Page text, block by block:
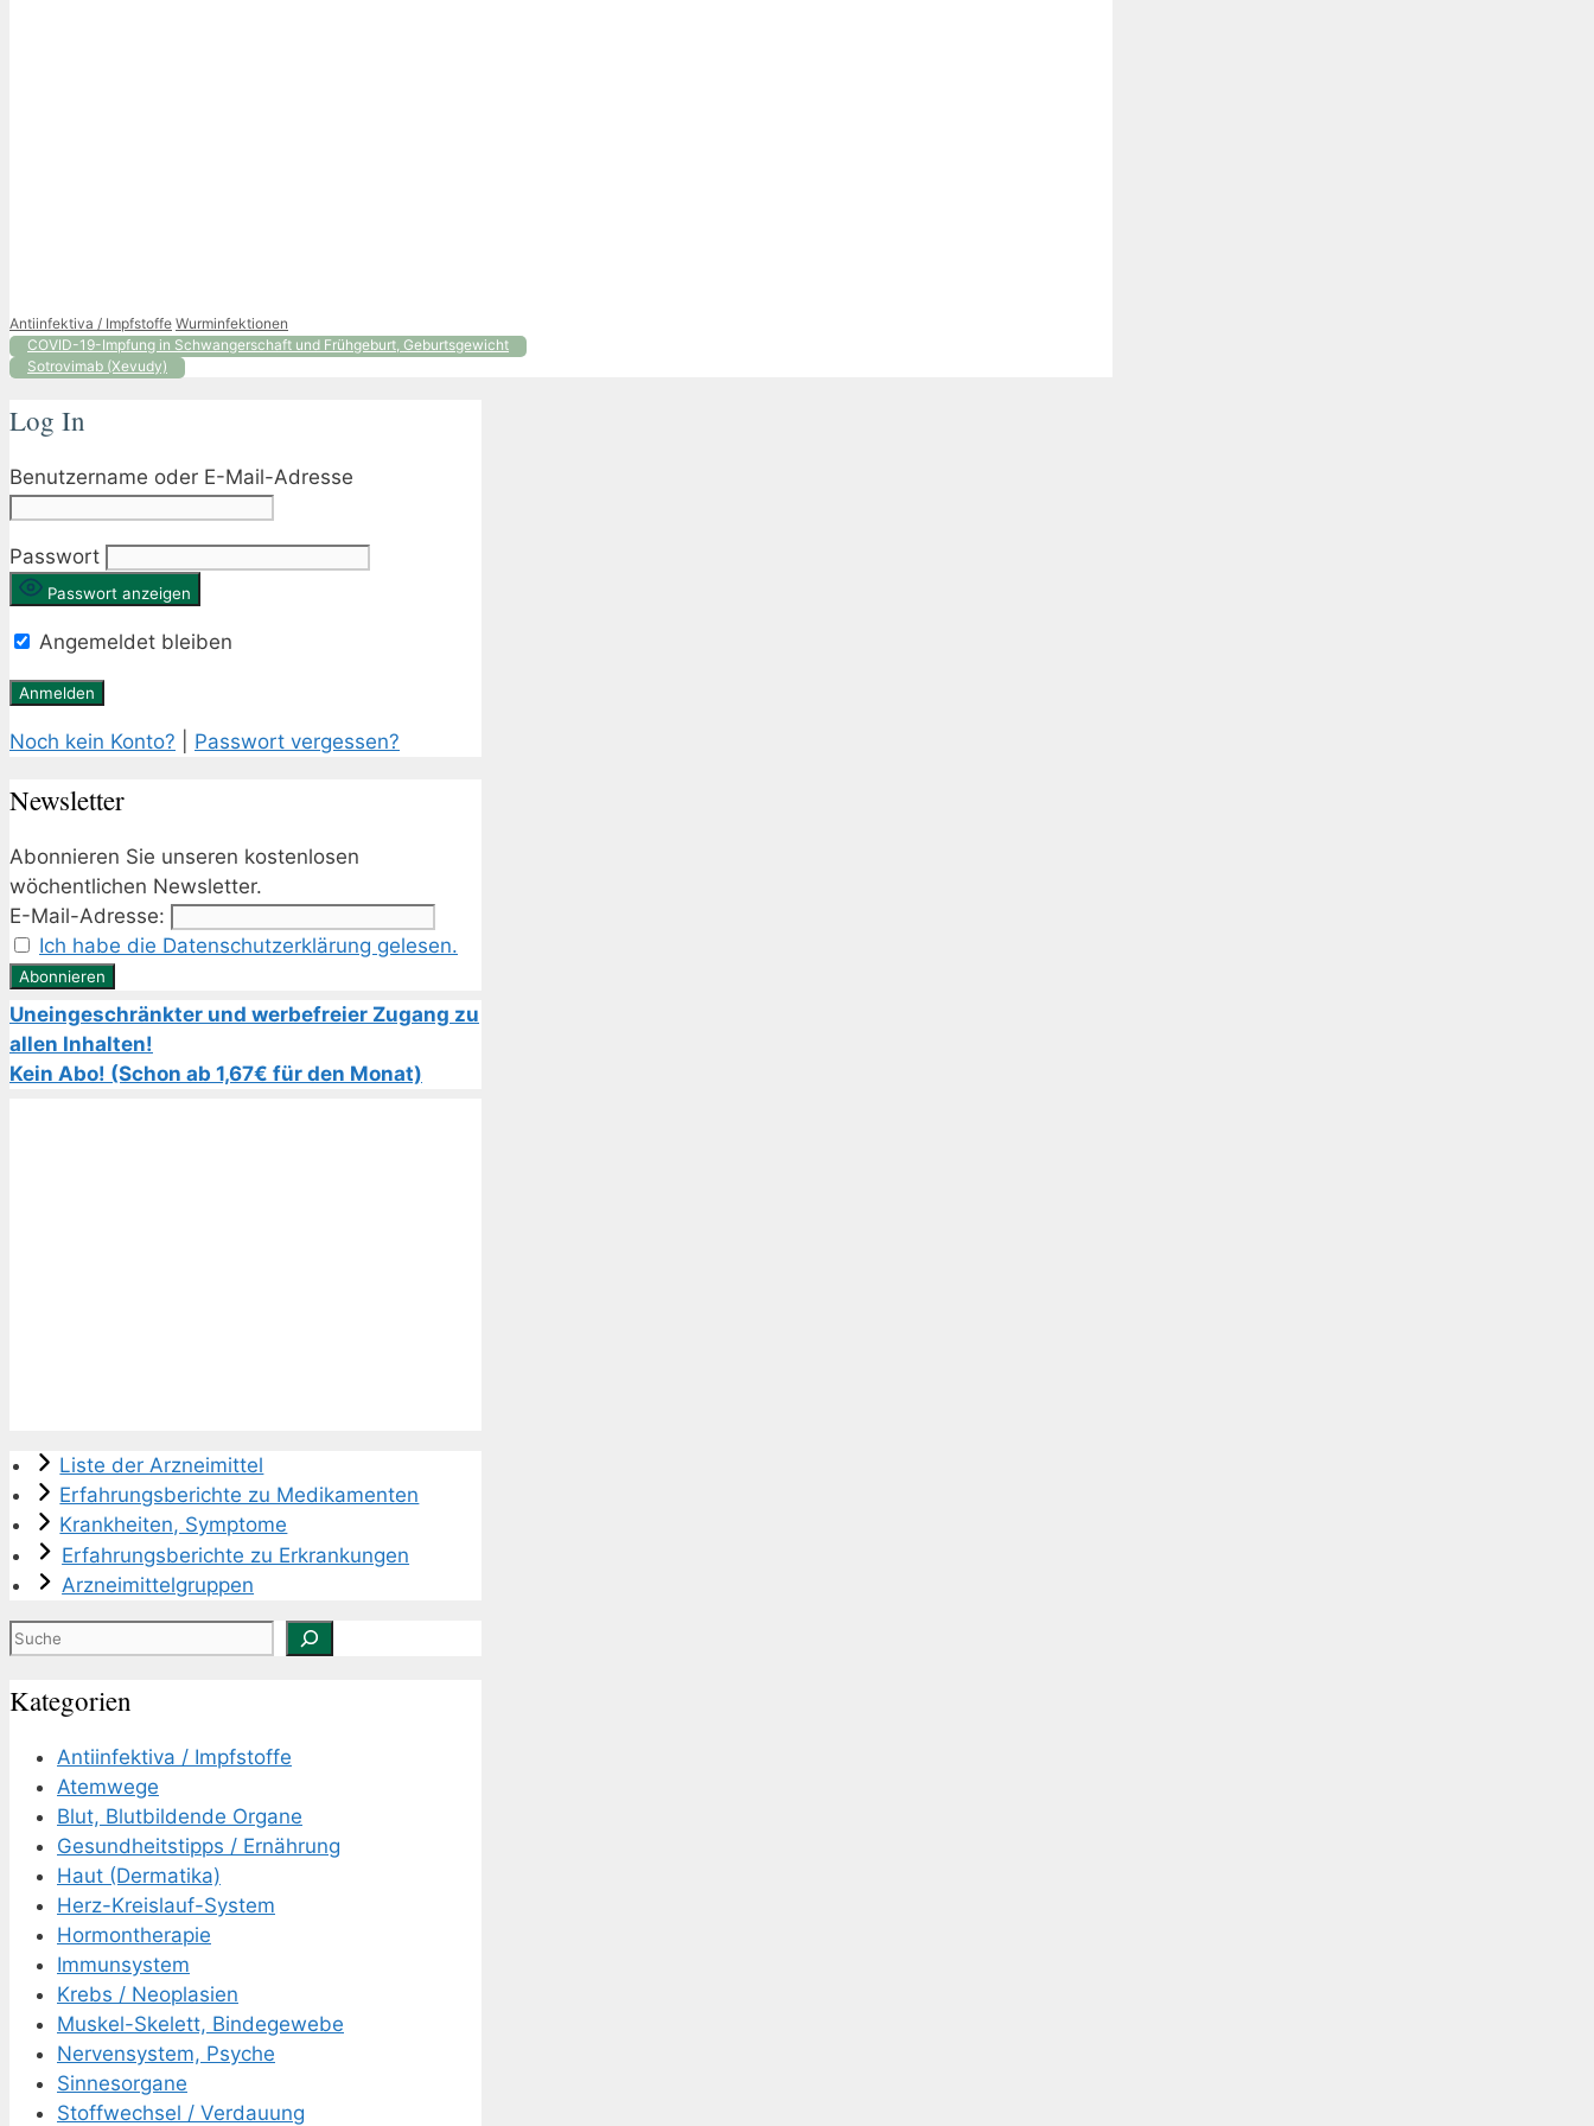
Kategorien
Antiinfektiva / Impfstoffe Schlagwörter
Wurminfektionen
COVID-19-Impfung in Schwangerschaft und Frühgeburt, Geburtsgewicht
Sotrovimab (Xevudy)
Log In
Benutzername oder E-Mail-Adresse
Passwort
Passwort anzeigen
Angemeldet bleiben
Noch kein Konto? Passwort vergessen?
Newsletter
Abonnieren Sie unseren kostenlosen
wöchentlichen Newsletter.
E-Mail-Adresse:
Ich habe die Datenschutzerklärung gelesen.
Uneingeschränkter und werbefreier Zugang zu
allen Inhalten!
Kein Abo! (Schon ab 1,67€ für den Monat)
Liste der Arzneimittel
Erfahrungsberichte zu Medikamenten
Krankheiten, Symptome
Erfahrungsberichte zu Erkrankungen
Arzneimittelgruppen
Suchen
Kategorien
Antiinfektiva / Impfstoffe
Atemwege
Blut, Blutbildende Organe
Gesundheitstipps / Ernährung
Haut (Dermatika)
Herz-Kreislauf-System
Hormontherapie
Immunsystem
Krebs / Neoplasien
Muskel-Skelett, Bindegewebe
Nervensystem, Psyche
Sinnesorgane
Stoffwechsel / Verdauung